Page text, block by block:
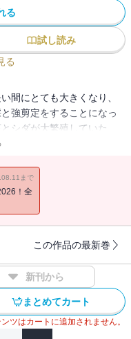
る
試し読み
る
間にとても大きくなり、
強剪定をすることになっ
シダが大繁殖していた
の南の島に引っ越したか
身近な変化による大きな
。
まで
！全
この作品の最新巻
新刊から
まとめてカート
ツはカートに追加されません。